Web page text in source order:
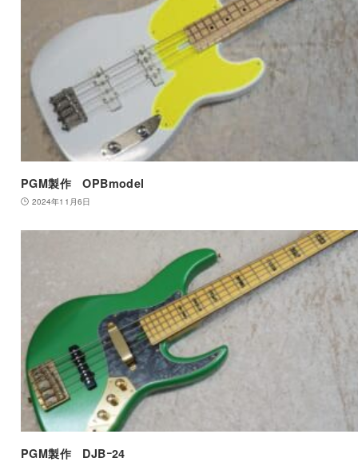
PGM製作 OPBmodel
2024年11月6日
PGM製作 DJBｰ24